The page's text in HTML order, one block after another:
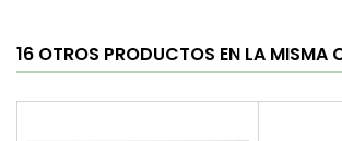
16 OTROS PRODUCTOS EN LA MISMA